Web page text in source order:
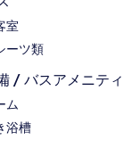
室
ーツ類
/ バスアメニティ
ム
浴槽